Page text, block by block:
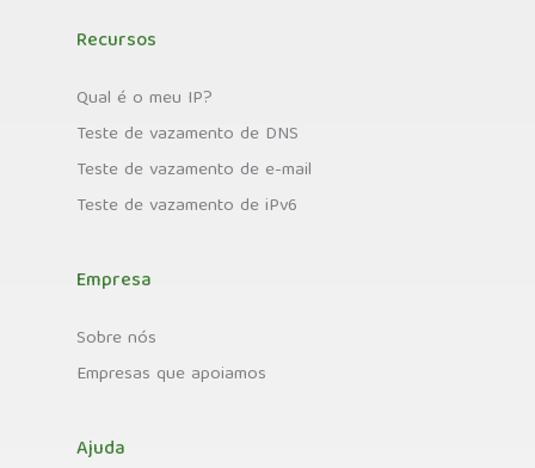
Recursos
Qual é o meu IP?
Teste de vazamento de DNS
Teste de vazamento de e-mail
Teste de vazamento de iPv6
Empresa
Sobre nós
Empresas que apoiamos
Ajuda